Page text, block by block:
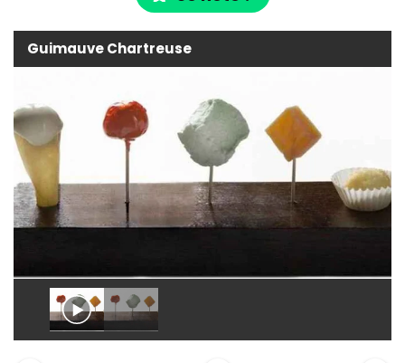
Guimauve Chartreuse